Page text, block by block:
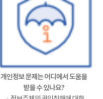
개인정보 문제는 어디에서 도움을
받을 수 있나요?